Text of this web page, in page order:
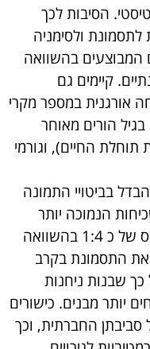
הסיבות לכך
לתסמונת ולסימניה
בהשוואה
קיימים גם
אורגנית במספר מקרי
הורים מאוחר
תוחלת החיים), וגורמי
בביטויי התמונה
הנמוכה יותר
בהופעת התסמונת בקרב בנות (יחס של כ 1:4 בהשוואה
את התסמונת בקרב
שבנות ניחנות
יותר מבנים. כישורים
החברתית, וכך